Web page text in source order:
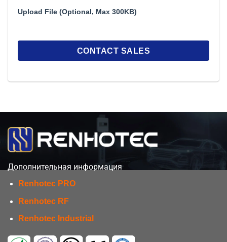
Upload File (Optional, Max 300KB)
Дополнительная информация
Renhotec PRO
Renhotec RF
Renhotec Industrial